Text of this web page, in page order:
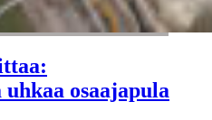
osaajapula